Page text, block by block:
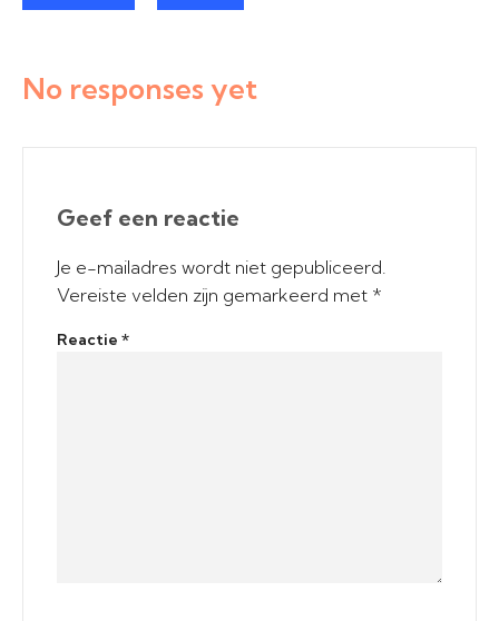
No responses yet
Geef een reactie
Je e-mailadres wordt niet gepubliceerd.
Vereiste velden zijn gemarkeerd met *
Reactie *